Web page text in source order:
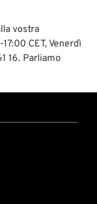
vostra
CET, Venerdì
16. Parliamo